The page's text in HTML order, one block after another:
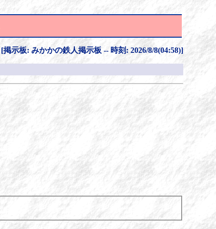
[掲示板: みかかの鉄人掲示板 -- 時刻: 2026/8/8(04:58)]